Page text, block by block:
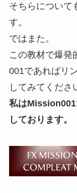
そちらについて
す。
ではまた。
この教材で爆発
001であればリ
してみてくださ
私は
しております。